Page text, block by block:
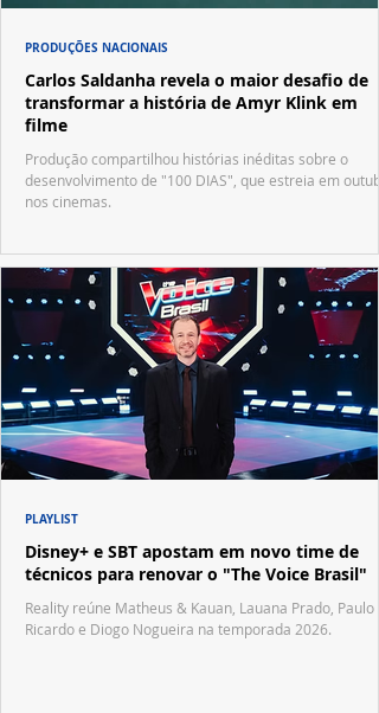
Carlos Saldanha revela o maior desafio de
transformar a história de Amyr Klink em
filme
Produção compartilhou histórias inéditas sobre o
desenvolvimento de "100 DIAS", que estreia em
nos cinemas.
PRODUÇÕES NACIONAIS
Disney+ e SBT apostam em novo time de
técnicos para renovar o "The Voice Brasil"
Reality reúne Matheus & Kauan, Lauana Prado, Paulo
Ricardo e Diogo Nogueira na temporada 2026.
PLAYLIST